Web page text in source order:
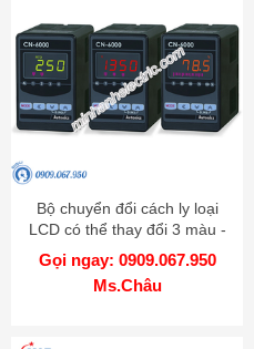
Bộ chuyển đổi cách ly loại
LCD có thể thay đổi 3 màu -
Model CN-6000
Gọi ngay: 0909.067.950
Ms.Châu